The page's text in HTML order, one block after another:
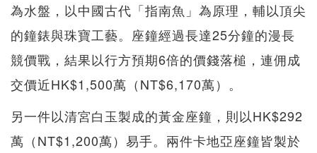
為水盤，以中國古代「指南魚」為原理，輔以頂尖
的鐘錶與珠寶工藝。座鐘經過長達25分鐘的漫長
競價戰，結果以行方預期6倍的價錢落槌，連佣成
交價近HK$1,500萬（NT$6,170萬）。
另一件以清宮白玉製成的黃金座鐘，則以HK$292
萬（NT$1,200萬）易手。兩件卡地亞座鐘皆製於